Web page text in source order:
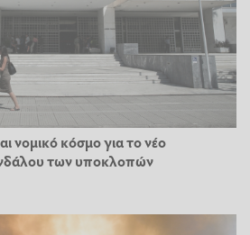
νομικό κόσμο για το νέο
των υποκλοπών